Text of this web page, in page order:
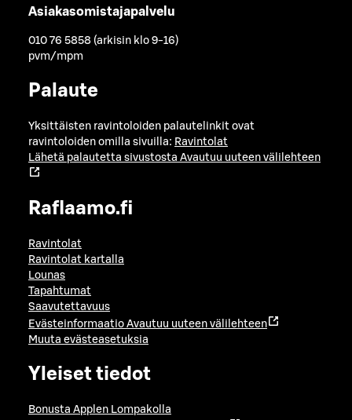
Asiakasomistajapalvelu
010 76 5858 (arkisin klo 9-16)
pvm/mpm
Palaute
Yksittäisten ravintoloiden palautelinkit ovat
ravintoloiden omilla sivuilla: Ravintolat
Lähetä palautetta sivustosta Avautuu uuteen välilehteen
Raflaamo.fi
Ravintolat
Ravintolat kartalla
Lounas
Tapahtumat
Saavutettavuus
Evästeinformaatio Avautuu uuteen välilehteen
Muuta evästeasetuksia
Yleiset tiedot
Bonusta Applen Lompakolla